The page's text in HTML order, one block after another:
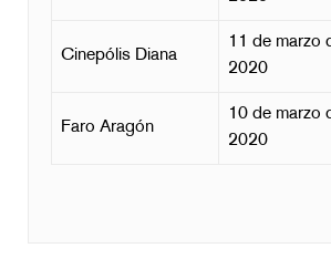
Cinepólis Diana
11 de marzo
2020
Faro Aragón
10 de marzo
2020